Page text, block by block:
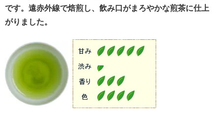
です。遠赤外線で焙煎し、飲み口がまろやかな煎茶に仕上
がりました。